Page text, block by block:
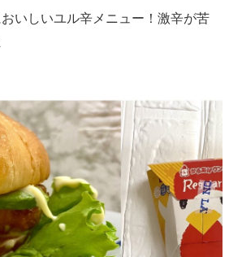
おいしいユル辛メニュー！激辛が苦